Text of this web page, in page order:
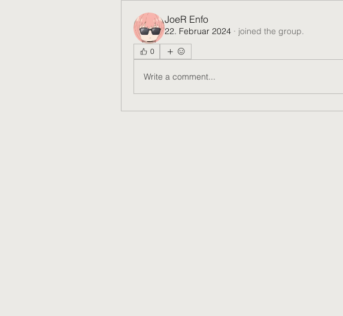
JoeR Enfo
22. Februar 2024 · joined the group.
0
Write a comment...